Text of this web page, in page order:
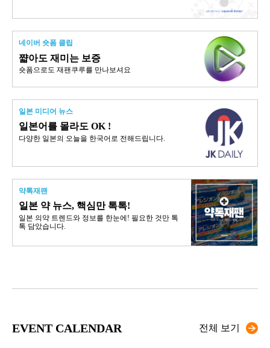
네이버 숏폼 클립
쨟아도 재미는 보증
숏폼으로도 재팬쿠루를 만나보셔요
일본 미디어 뉴스
일본어를 몰라도 OK !
다양한 일본의 오늘을 한국어로 전해드립니다.
약톡재팬
일본 약 뉴스, 핵심만 톡톡!
일본 의약 트렌드와 정보를 한눈에! 필요한 것만 톡
톡 담았습니다.
EVENT CALENDAR 전체 보기